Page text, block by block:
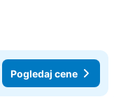
Pogledaj cene